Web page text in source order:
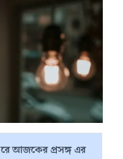
আজকের প্রসঙ্গ এর